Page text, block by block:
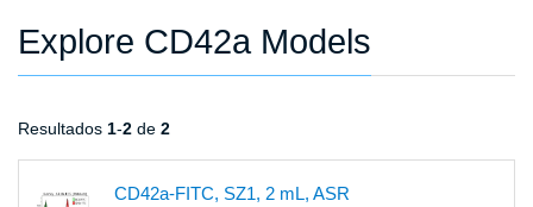
Explore CD42a Models
Resultados 1-2 de 2
CD42a-FITC, SZ1, 2 mL, ASR